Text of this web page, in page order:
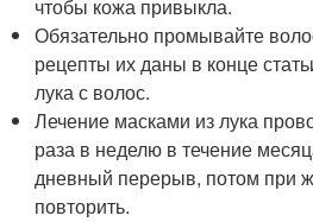
чтобы кожа привыкла.
Обязательно промывайте
рецепты их даны в конце
лука с волос.
Лечение масками из лука
раза в неделю в течение
дневный перерыв, потом при
повторить.